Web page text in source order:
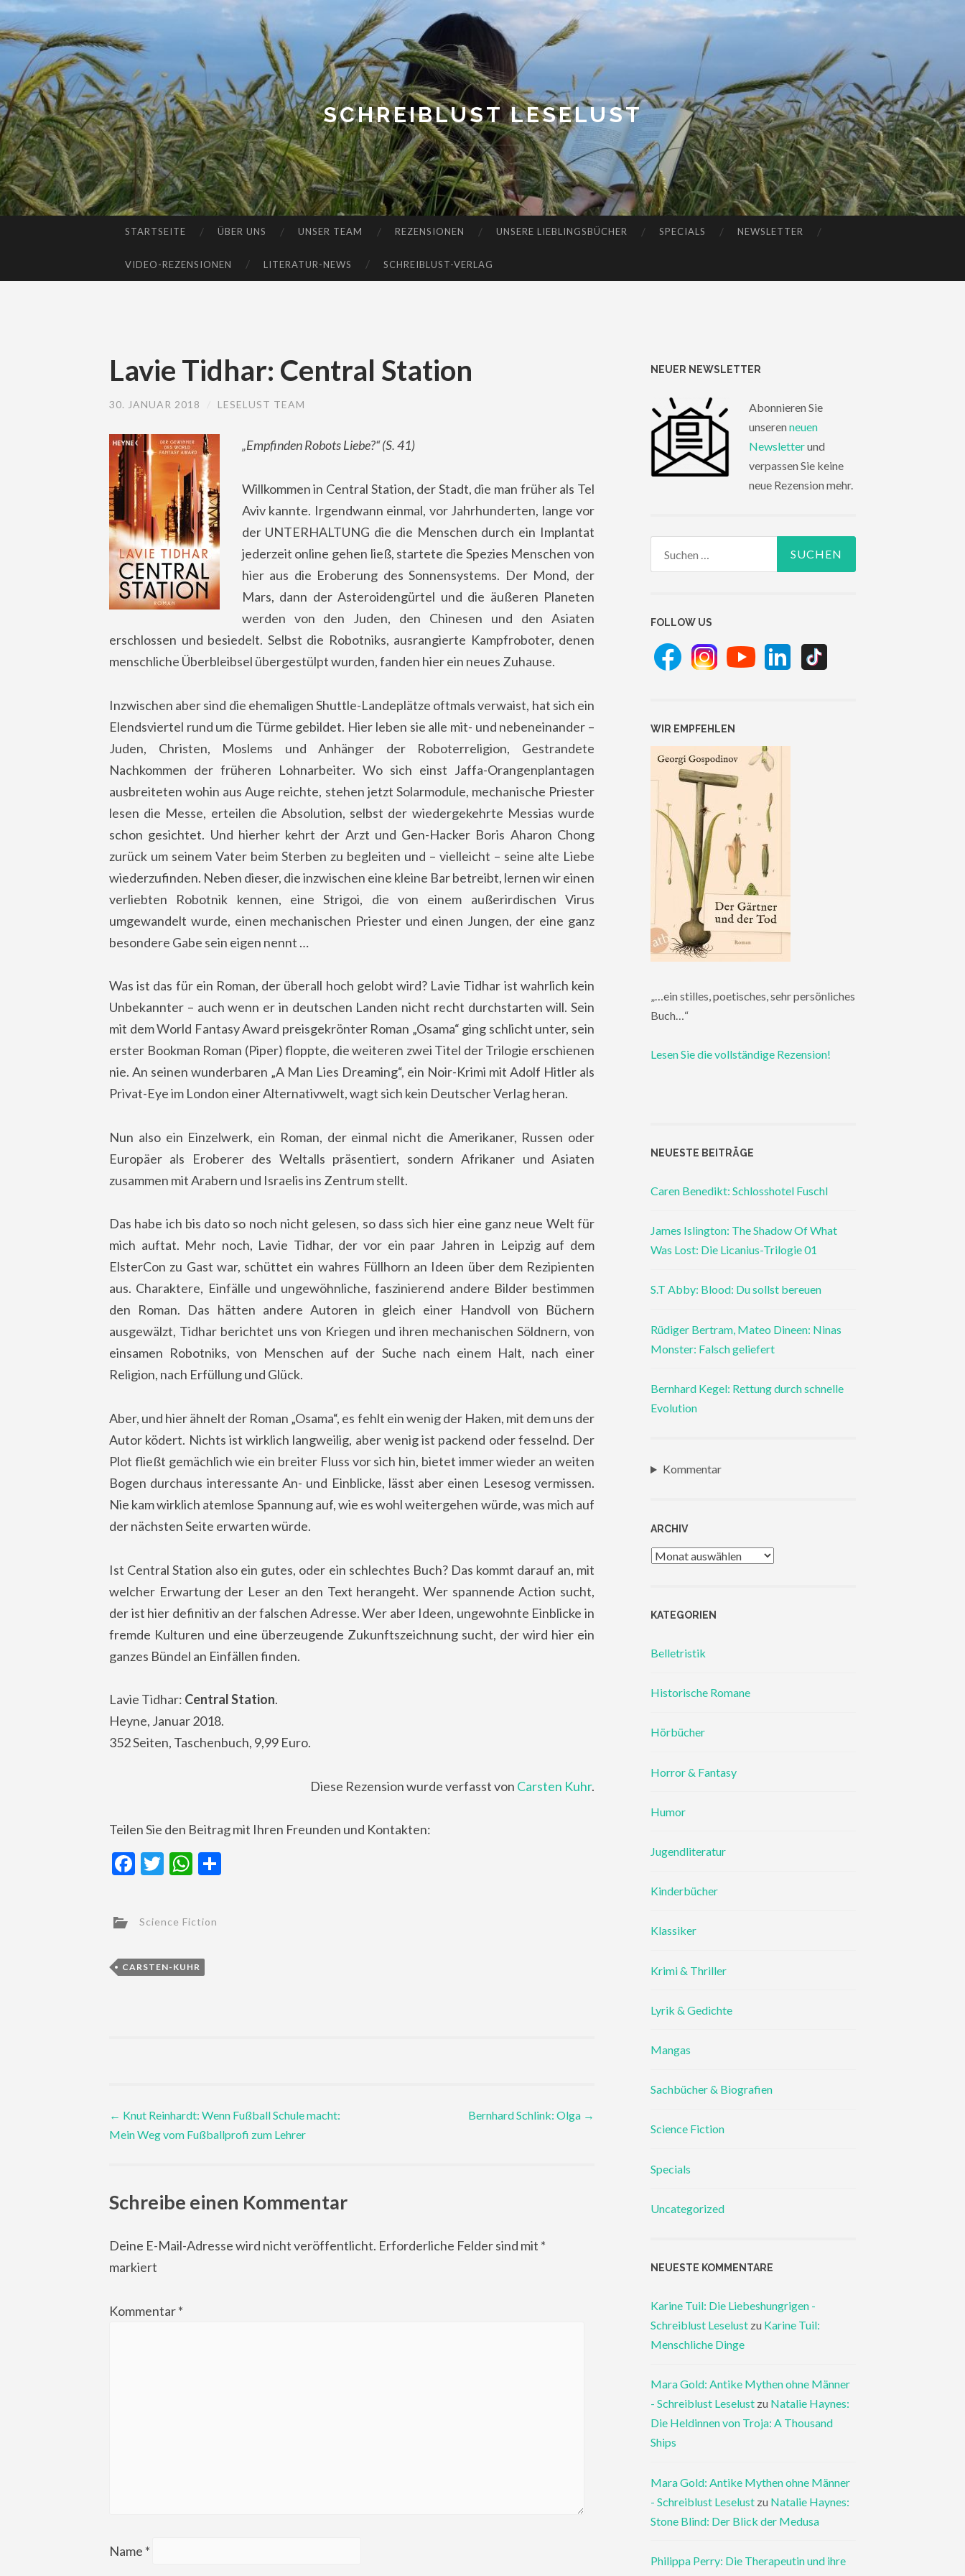
SCHREIBLUST LESELUST
STARTSEITE ÜBER UNS UNSER TEAM REZENSIONEN UNSERE LIEBLINGSBÜCHER SPECIALS NEWSLETTER
VIDEO-REZENSIONEN LITERATUR-NEWS SCHREIBLUST-VERLAG
Lavie Tidhar: Central Station
30. JANUAR 2018 LESELUST TEAM
„Empfinden Robots Liebe?“(S. 41)
Willkommen in Central Station, der Stadt, die man früher als Tel
Aviv kannte. Irgendwann einmal, vor Jahrhunderten, lange vor
der UNTERHALTUNG die die Menschen durch ein Implantat
jederzeit online gehen ließ, startete die Spezies Menschen von
hier aus die Eroberung des Sonnensystems. Der Mond, der
Mars, dann der Asteroidengürtel und die äußeren Planeten
werden von den Juden, den Chinesen und den Asiaten
erschlossen und besiedelt. Selbst die Robotniks, ausrangierte Kampfroboter, denen
menschliche Überbleibsel übergestülpt wurden, fanden hier ein neues Zuhause.
Inzwischen aber sind die ehemaligen Shuttle-Landeplätze oftmals verwaist, hat sich ein
Elendsviertel rund um die Türme gebildet. Hier leben sie alle mit- und nebeneinander –
Juden, Christen, Moslems und Anhänger der Roboterreligion, Gestrandete
Nachkommen der früheren Lohnarbeiter. Wo sich einst Jaffa-Orangenplantagen
ausbreiteten wohin aus Auge reichte, stehen jetzt Solarmodule, mechanische Priester
lesen die Messe, erteilen die Absolution, selbst der wiedergekehrte Messias wurde
schon gesichtet. Und hierher kehrt der Arzt und Gen-Hacker Boris Aharon Chong
zurück um seinem Vater beim Sterben zu begleiten und – vielleicht – seine alte Liebe
wiederzufinden. Neben dieser, die inzwischen eine kleine Bar betreibt, lernen wir einen
verliebten Robotnik kennen, eine Strigoi, die von einem außerirdischen Virus
umgewandelt wurde, einen mechanischen Priester und einen Jungen, der eine ganz
besondere Gabe sein eigen nennt …
Was ist das für ein Roman, der überall hoch gelobt wird? Lavie Tidhar ist wahrlich kein
Unbekannter – auch wenn er in deutschen Landen nicht recht durchstarten will. Sein
mit dem World Fantasy Award preisgekrönter Roman „Osama“ ging schlicht unter, sein
erster Bookman Roman (Piper) floppte, die weiteren zwei Titel der Trilogie erschienen
nie. An seinen wunderbaren „A Man Lies Dreaming“, ein Noir-Krimi mit Adolf Hitler als
Privat-Eye im London einer Alternativwelt, wagt sich kein Deutscher Verlag heran.
Nun also ein Einzelwerk, ein Roman, der einmal nicht die Amerikaner, Russen oder
Europäer als Eroberer des Weltalls präsentiert, sondern Afrikaner und Asiaten
zusammen mit Arabern und Israelis ins Zentrum stellt.
Das habe ich bis dato so noch nicht gelesen, so dass sich hier eine ganz neue Welt für
mich auftat. Mehr noch, Lavie Tidhar, der vor ein paar Jahren in Leipzig auf dem
ElsterCon zu Gast war, schüttet ein wahres Füllhorn an Ideen über dem Rezipienten
aus. Charaktere, Einfälle und ungewöhnliche, faszinierend andere Bilder bestimmen
den Roman. Das hätten andere Autoren in gleich einer Handvoll von Büchern
ausgewälzt, Tidhar berichtet uns von Kriegen und ihren mechanischen Söldnern, von
einsamen Robotniks, von Menschen auf der Suche nach einem Halt, nach einer
Religion, nach Erfüllung und Glück.
Aber, und hier ähnelt der Roman „Osama“, es fehlt ein wenig der Haken, mit dem uns der
Autor ködert. Nichts ist wirklich langweilig, aber wenig ist packend oder fesselnd. Der
Plot fließt gemächlich wie ein breiter Fluss vor sich hin, bietet immer wieder an weiten
Bogen durchaus interessante An- und Einblicke, lässt aber einen Lesesog vermissen.
Nie kam wirklich atemlose Spannung auf, wie es wohl weitergehen würde, was mich auf
der nächsten Seite erwarten würde.
Ist Central Station also ein gutes, oder ein schlechtes Buch? Das kommt darauf an, mit
welcher Erwartung der Leser an den Text herangeht. Wer spannende Action sucht,
der ist hier definitiv an der falschen Adresse. Wer aber Ideen, ungewohnte Einblicke in
fremde Kulturen und eine überzeugende Zukunftszeichnung sucht, der wird hier ein
ganzes Bündel an Einfällen finden.
Lavie Tidhar: Central Station.
Heyne, Januar 2018.
352 Seiten, Taschenbuch, 9,99 Euro.
Diese Rezension wurde verfasst von Carsten Kuhr.
Teilen Sie den Beitrag mit Ihren Freunden und Kontakten:
Facebook
TwitterWhatsApp
Science Fiction
CARSTEN-KUHR
Post
navigation
← Knut Reinhardt: Wenn Fußball Schule macht:
Mein Weg vom Fußballprofi zum Lehrer
Bernhard Schlink: Olga →
Schreibe einen Kommentar
Deine E-Mail-Adresse wird nicht veröffentlicht. Erforderliche Felder sind mit *
markiert
Kommentar*
Name *
NEUER NEWSLETTER
Abonnieren Sie
unserenneuen
Newsletterund
verpassen Sie keine
neue Rezension mehr.
FOLLOW US
WIR EMPFEHLEN
„…ein stilles, poetisches, sehr persönliches
Buch…“
Lesen Sie die vollständige Rezension!
NEUESTE BEITRÄGE
Caren Benedikt: Schlosshotel Fuschl
James Islington: The Shadow Of What
Was Lost: Die Licanius-Trilogie 01
S.T Abby: Blood: Du sollst bereuen
Rüdiger Bertram, Mateo Dineen: Ninas
Monster: Falsch geliefert
Bernhard Kegel: Rettung durch schnelle
Evolution
Kommentar
ARCHIV
Archiv
KATEGORIEN
Belletristik
Historische Romane
Hörbücher
Horror & Fantasy
Humor
Jugendliteratur
Kinderbücher
Klassiker
Krimi & Thriller
Lyrik & Gedichte
Mangas
Sachbücher & Biografien
Science Fiction
Specials
Uncategorized
NEUESTE KOMMENTARE
Karine Tuil: Die Liebeshungrigen -
Schreiblust Leselust zu Karine Tuil:
Menschliche Dinge
Mara Gold: Antike Mythen ohne Männer
- Schreiblust Leselust zu Natalie Haynes:
Die Heldinnen von Troja: A Thousand
Ships
Mara Gold: Antike Mythen ohne Männer
- Schreiblust Leselust zu Natalie Haynes:
Stone Blind: Der Blick der Medusa
Philippa Perry: Die Therapeutin und ihre